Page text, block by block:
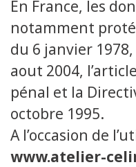
En France, les
notamment
du 6 janvier
aout 2004,
pénal et la
octobre 1995.
A l’occasion de
www.atelier-